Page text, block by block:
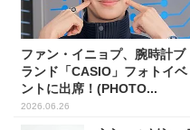
ファン・イニョプ、腕時計ブ
ランド「CASIO」フォトイベ
ントに出席！(PHOTO...
2026.06.26